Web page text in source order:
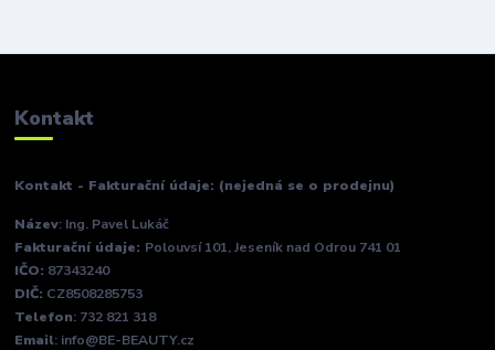
Kontakt
Kontakt - Fakturační údaje: (nejedná se o prodejnu)
Název: Ing. Pavel Lukáč
Fakturační údaje: Polouvsí 101, Jeseník nad Odrou 741 01
IČO: 87343240
DIČ: CZ8508285753
Telefon: 732 821 318
Email: info@BE-BEAUTY.cz